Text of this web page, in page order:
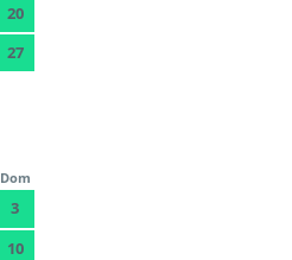
20
27
Dom
3
10